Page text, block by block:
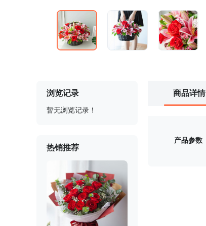
浏览记录
暂无浏览记录！
热销推荐
商品详情
产品参数